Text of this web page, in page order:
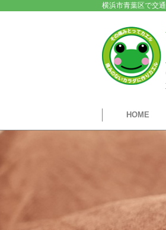
横浜市青葉区で交
HOME